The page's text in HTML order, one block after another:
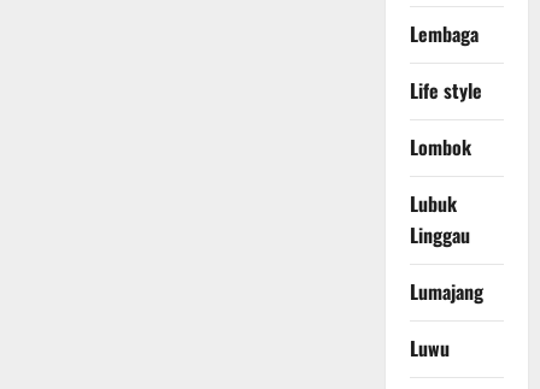
Lembaga
Life style
Lombok
Lubuk
Linggau
Lumajang
Luwu